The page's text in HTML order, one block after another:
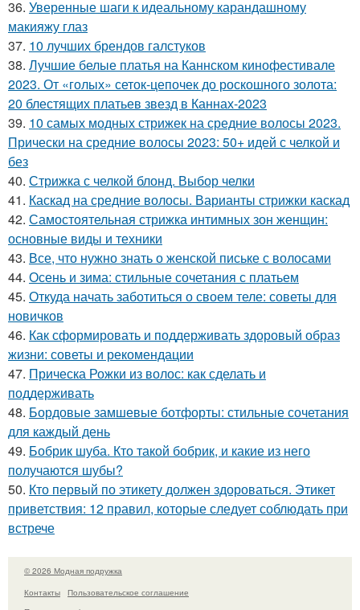
36. Уверенные шаги к идеальному карандашному
макияжу глаз
37. 10 лучших брендов галстуков
38. Лучшие белые платья на Каннском кинофестивале
2023. От «голых» сеток-цепочек до роскошного золота:
20 блестящих платьев звезд в Каннах-2023
39. 10 самых модных стрижек на средние волосы 2023.
Прически на средние волосы 2023: 50+ идей с челкой и
без
40. Стрижка с челкой блонд. Выбор челки
41. Каскад на средние волосы. Варианты стрижки каскад
42. Самостоятельная стрижка интимных зон женщин:
основные виды и техники
43. Все, что нужно знать о женской письке с волосами
44. Осень и зима: стильные сочетания с платьем
45. Откуда начать заботиться о своем теле: советы для
новичков
46. Как сформировать и поддерживать здоровый образ
жизни: советы и рекомендации
47. Прическа Рожки из волос: как сделать и
поддерживать
48. Бордовые замшевые ботфорты: стильные сочетания
для каждый день
49. Бобрик шуба. Кто такой бобрик, и какие из него
получаются шубы?
50. Кто первый по этикету должен здороваться. Этикет
приветствия: 12 правил, которые следует соблюдать при
встрече
© 2026 Модная подружка
Контакты
Пользовательское соглашение